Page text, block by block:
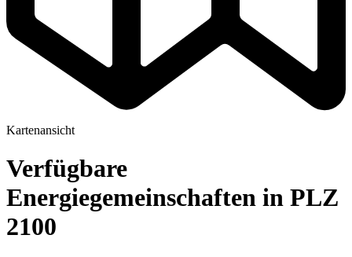
Kartenansicht
Verfügbare
Energiegemeinschaften in PLZ
2100